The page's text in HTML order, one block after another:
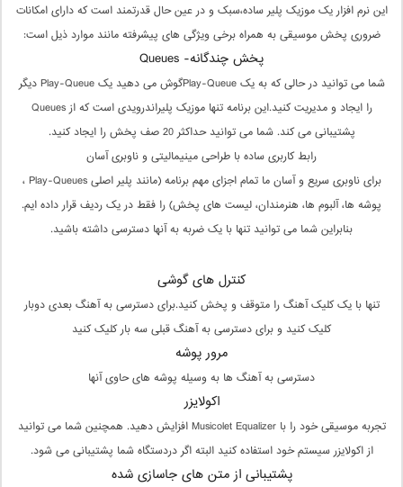
این نرم افزار یک موزیک پلیر ساده،سبک و در عین حال قدرتمند است که دارای امکانات
ضروری پخش موسیقی به همراه برخی ویژگی های پیشرفته مانند موارد ذیل است:
پخش چندگانه- Queues
شما می توانید در حالی که به یک Play-Queueگوش می دهید یک Play-Queue دیگر
را ایجاد و مدیریت کنید.این برنامه تنها موزیک پلیراندرویدی است که از Queues
پشتیبانی می کند. شما می توانید حداکثر 20 صف پخش را ایجاد کنید.
رابط کاربری ساده با طراحی مینیمالیتی و ناوبری آسان
برای ناوبری سریع و آسان ما تمام اجزای مهم برنامه (مانند پلیر اصلی Play-Queues ،
پوشه ها، آلبوم ها، هنرمندان، لیست های پخش) را فقط در یک ردیف قرار داده ایم.
بنابراین شما می توانید تنها با یک ضربه به آنها دسترسی داشته باشید.
کنترل های گوشی
تنها با یک کلیک آهنگ را متوقف و پخش کنید.برای دسترسی به آهنگ بعدی دوبار
کلیک کنید و برای دسترسی به آهنگ قبلی سه بار کلیک کنید
مرور پوشه
دسترسی به آهنگ ها به وسیله پوشه های حاوی آنها
اکولایزر
تجربه موسیقی خود را با Musicolet Equalizer افزایش دهید. همچنین شما می توانید
از اکولایزر سیستم خود استفاده کنید البته اگر دردستگاه شما پشتیبانی می شود.
پشتیبانی از متن های جاسازی شده